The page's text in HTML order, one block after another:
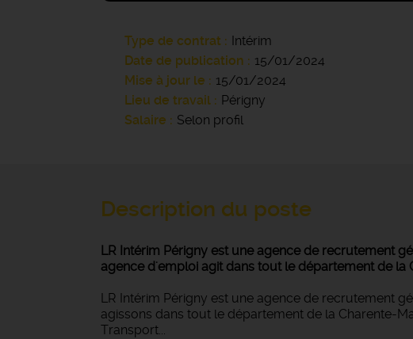
Type de contrat
Intérim
Date de publication
15/01/2024
Mise à jour le
15/01/2024
Lieu de travail
Périgny
Salaire
Selon profil
Description du poste
LR Intérim Périgny est une agence de recrutement
agence d'emploi agit dans tout le département de la
LR Intérim Périgny est une agence de recrutement
agissons dans tout le département de la Charente-
Transport...